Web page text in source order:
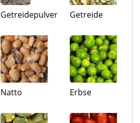
Getreidepulver Getreide
Natto Erbse